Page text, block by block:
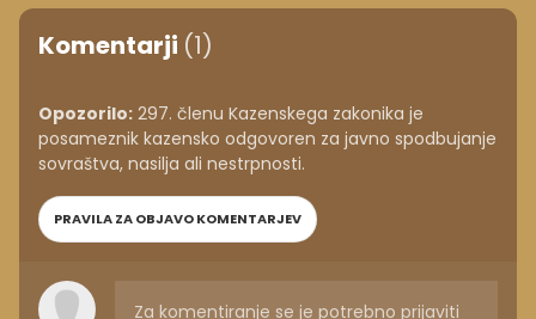
Komentarji (1)
Opozorilo: 297. členu Kazenskega zakonika je
posameznik kazensko odgovoren za javno spodbujanje
sovraštva, nasilja ali nestrpnosti.
PRAVILA ZA OBJAVO KOMENTARJEV